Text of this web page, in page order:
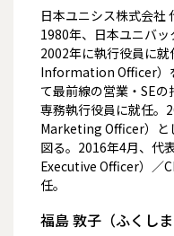
日本ユニシス株式会社
1980年、日本ユニバッ
2002年に執行役員に
Information Officer）
て最前線の営業・SE
専務執行役員に就任。
Marketing Officer）と
図る。2016年4月、代
Executive Officer）／
任。
福島 敦子（ふくしま